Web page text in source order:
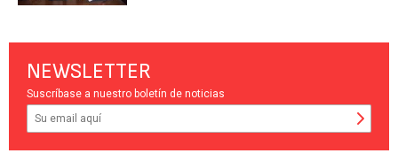
NEWSLETTER
Suscríbase a nuestro boletín de noticias